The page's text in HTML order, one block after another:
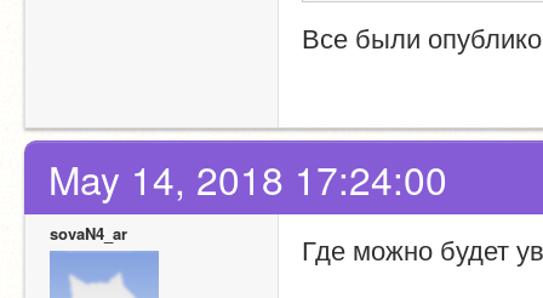
Все были
May 14, 2018 17:24:00
sovaN4_ar Где можно будет